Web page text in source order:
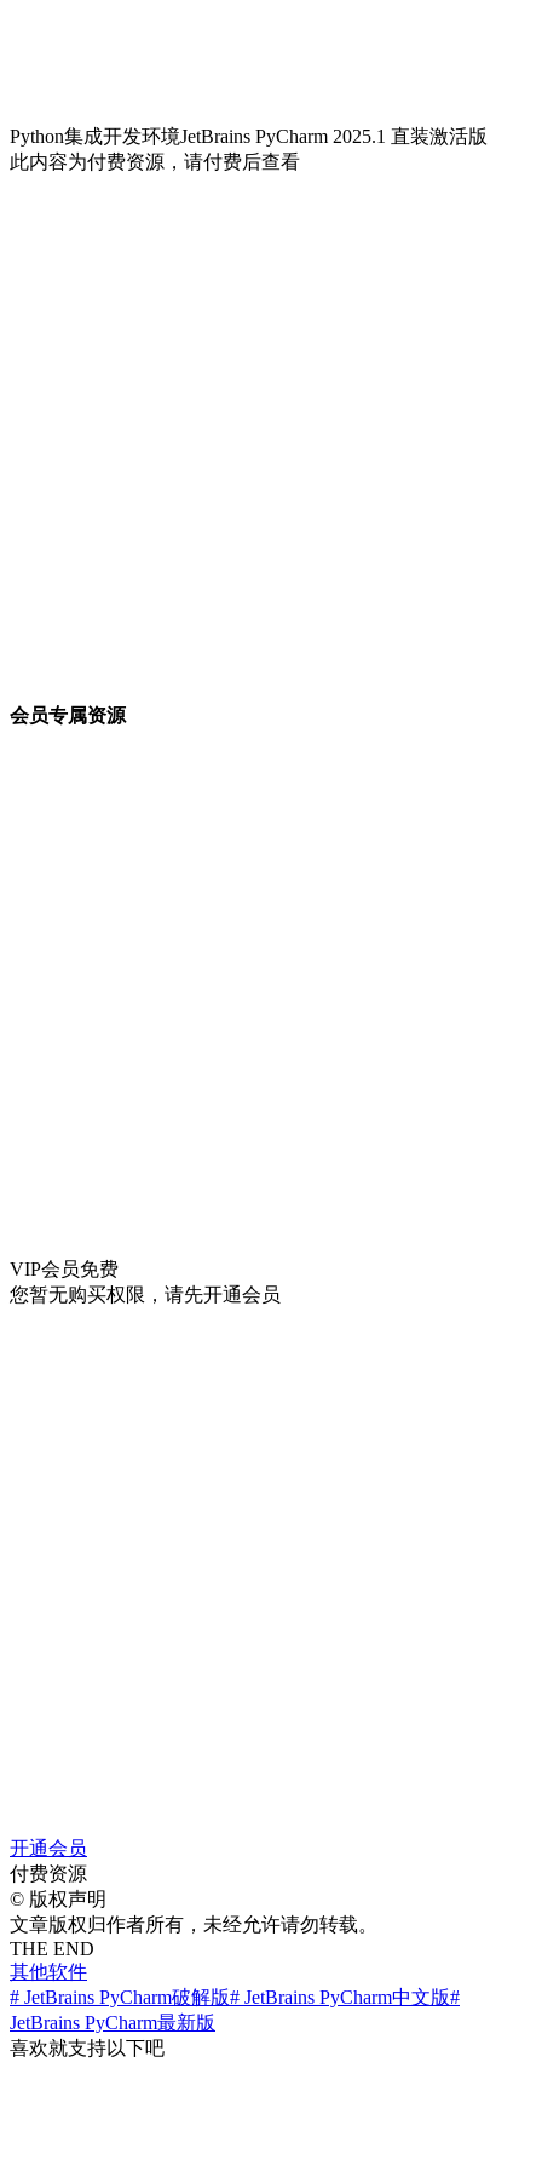
Python集成开发环境JetBrains PyCharm 2025.1 直装激活版
此内容为付费资源，请付费后查看
会员专属资源
VIP会员免费
您暂无购买权限，请先开通会员
开通会员
付费资源
© 版权声明
文章版权归作者所有，未经允许请勿转载。
THE END
其他软件
# JetBrains PyCharm破解版# JetBrains PyCharm中文版#
JetBrains PyCharm最新版
喜欢就支持以下吧